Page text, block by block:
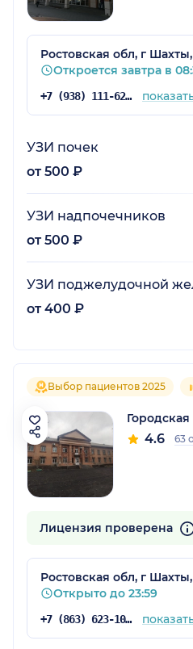
Ростовская обл, г
Откроется завтра в
+7 (938) 111-62-11
УЗИ почек
от 500 ₽
УЗИ надпочечников
от 500 ₽
УЗИ поджелудочной
от 400 ₽
Выбор пациентов 2025
4.6 63
Лицензия проверена
Ростовская обл, г
Открыто до 23:59
+7 (863) 623-10-74